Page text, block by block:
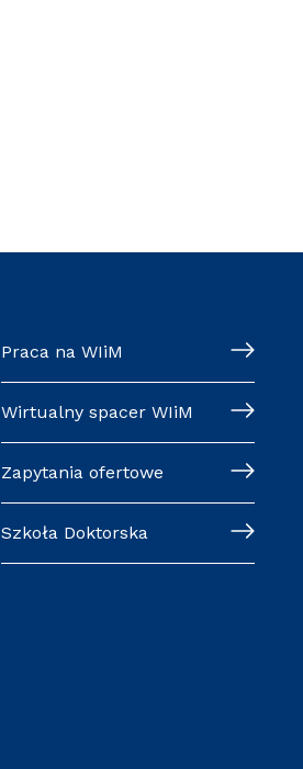
Praca na WIiM
Wirtualny spacer WIiM
Zapytania ofertowe
Szkoła Doktorska